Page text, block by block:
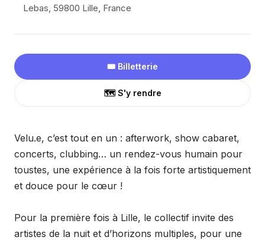
Lebas, 59800 Lille, France
🎟️ Billetterie
🗺️ S'y rendre
Velu.e, c’est tout en un : afterwork, show cabaret,
concerts, clubbing… un rendez-vous humain pour
toustes, une expérience à la fois forte artistiquement
et douce pour le cœur !
Pour la première fois à Lille, le collectif invite des
artistes de la nuit et d’horizons multiples, pour une